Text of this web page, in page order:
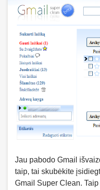
Jau pabodo Gmail
taip, tai skubėkite
Gmail Super Clean.